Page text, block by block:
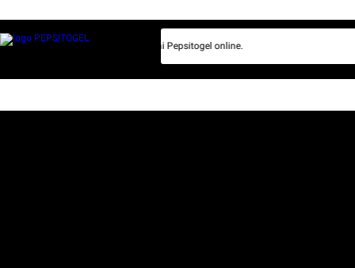
tenang bersama bo lotre resmi Pepsitogel online.